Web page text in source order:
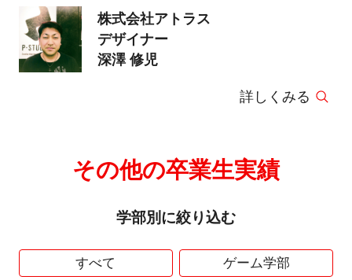
株式会社アトラス
デザイナー
深澤 修児
詳しくみる
その他の卒業生実績
学部別に絞り込む
すべて ゲーム学部